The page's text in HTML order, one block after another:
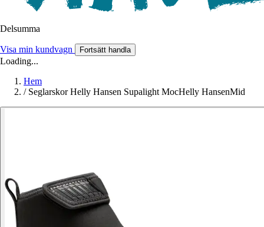
Delsumma
Visa min kundvagn Fortsätt handla
Loading...
Hem
/ Seglarskor Helly Hansen Supalight MocHelly HansenMid